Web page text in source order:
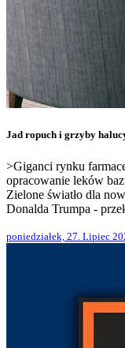
Jad ropuch i grzyby
>Giganci rynku
opracowanie leków
Zielone światło dla
Donalda Trumpa -
poniedziałek, 27. Lipiec